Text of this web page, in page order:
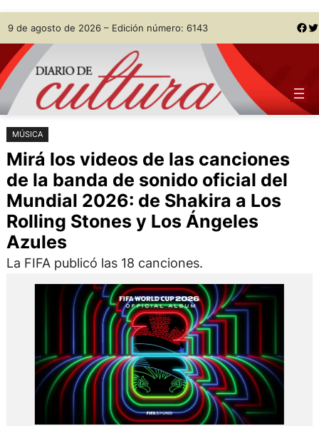
Saltar
al
contenido
Skip
to
content
9 de agosto de 2026 – Edición número: 6143 Facebook Twitter
MÚSICA
Mirá los videos de las canciones
de la banda de sonido oficial del
Mundial 2026: de Shakira a Los
Rolling Stones y Los Ángeles
Azules
La FIFA publicó las 18 canciones.